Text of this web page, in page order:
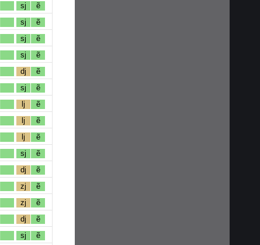
sj ẽ
sj ẽ
sj ẽ
sj ẽ
dj ẽ
sj ẽ
lj ẽ
lj ẽ
lj ẽ
sj ẽ
dj ẽ
zj ẽ
zj ẽ
dj ẽ
sj ẽ